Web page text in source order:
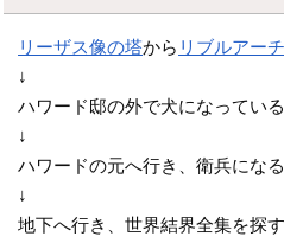
リーザス像の塔から リブルアー
↓
ハワード邸の外で犬になってい
↓
ハワードの元へ行き、衛兵にな
↓
地下へ行き、世界結界全集を探す